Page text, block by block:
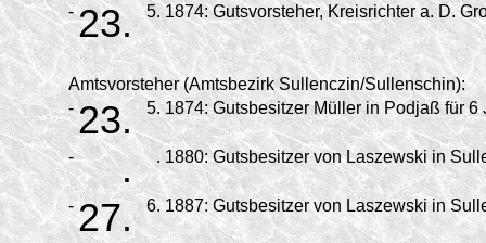
- 23. 5. 1874: Gutsvorsteher, Kreisrichter a. D.
Amtsvorsteher (Amtsbezirk Sullenczin/Sullenschin):
- 23. 5. 1874: Gutsbesitzer Müller in Podjaß für 6
- . . 1880: Gutsbesitzer von Laszewski in
- 27. 6. 1887: Gutsbesitzer von Laszewski in